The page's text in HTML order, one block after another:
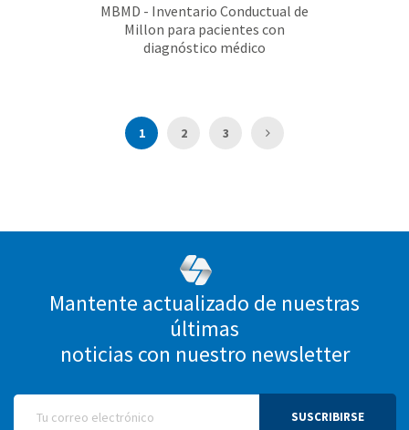
MBMD - Inventario Conductual de
Millon para pacientes con
diagnóstico médico
Página
Actualmente estás leyendo página
1 2 3 Siguiente
Mantente actualizado de nuestras
últimas
noticias con nuestro newsletter
SUSCRIBIRSE